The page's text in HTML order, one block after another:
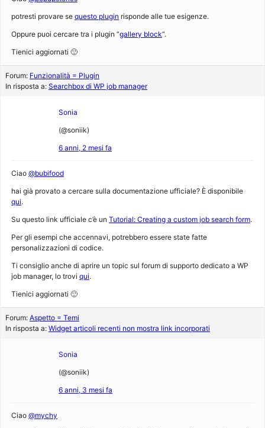
potresti provare se questo plugin risponde alle tue esigenze.
Oppure puoi cercare tra i plugin “gallery block“.
Tienici aggiornati 🙂
Forum: Funzionalità = Plugin
In risposta a: Searchbox di WP job manager
Sonia
(@soniik)
6 anni, 2 mesi fa
Ciao @bubifood
hai già provato a cercare sulla documentazione ufficiale? È disponibile
qui.
Su questo link ufficiale c’è un Tutorial: Creating a custom job search form.
Per gli esempi che accennavi, potrebbero essere state fatte
personalizzazioni di codice.
Ti consiglio anche di aprire un topic sul forum di supporto dedicato a WP
job manager, lo trovi qui.
Tienici aggiornati 🙂
Forum: Aspetto = Temi
In risposta a: Widget articoli recenti non mostra link incorporati
Sonia
(@soniik)
6 anni, 3 mesi fa
Ciao @mychy